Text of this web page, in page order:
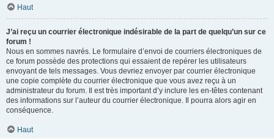
Haut
J’ai reçu un courrier électronique indésirable de la part de quelqu’un sur ce
forum !
Nous en sommes navrés. Le formulaire d’envoi de courriers électroniques de
ce forum possède des protections qui essaient de repérer les utilisateurs
envoyant de tels messages. Vous devriez envoyer par courrier électronique
une copie complète du courrier électronique que vous avez reçu à un
administrateur du forum. Il est très important d’y inclure les en-têtes contenant
des informations sur l’auteur du courrier électronique. Il pourra alors agir en
conséquence.
Haut